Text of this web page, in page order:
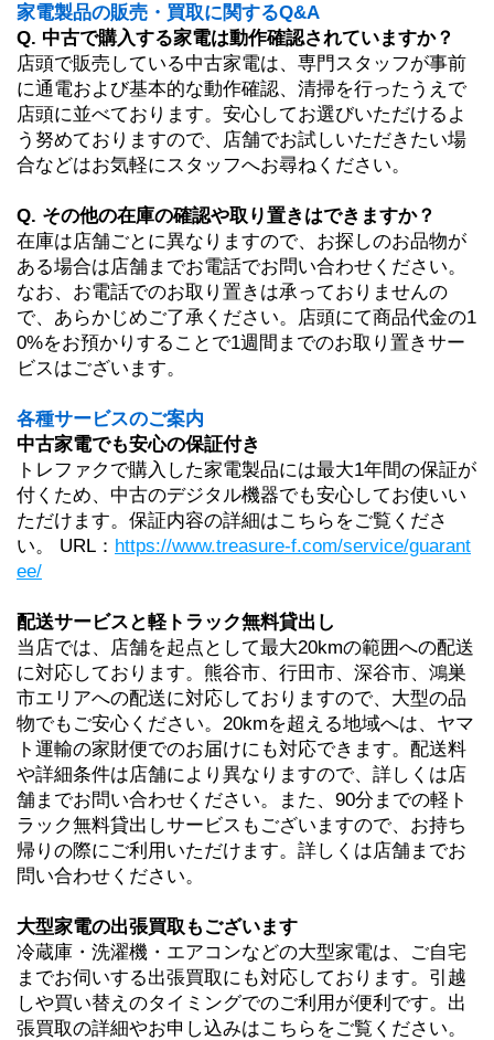
家電製品の販売・買取に関するQ&A
Q. 中古で購入する家電は動作確認されていますか？
店頭で販売している中古家電は、専門スタッフが事前
に通電および基本的な動作確認、清掃を行ったうえで
店頭に並べております。安心してお選びいただけるよ
う努めておりますので、店舗でお試しいただきたい場
合などはお気軽にスタッフへお尋ねください。
Q. その他の在庫の確認や取り置きはできますか？
在庫は店舗ごとに異なりますので、お探しのお品物が
ある場合は店舗までお電話でお問い合わせください。
なお、お電話でのお取り置きは承っておりませんの
で、あらかじめご了承ください。店頭にて商品代金の1
0%をお預かりすることで1週間までのお取り置きサー
ビスはございます。
各種サービスのご案内
中古家電でも安心の保証付き
トレファクで購入した家電製品には最大1年間の保証が
付くため、中古のデジタル機器でも安心してお使いい
ただけます。 保証内容の詳細はこちらをご覧くださ
い。 URL： https://www.treasure-f.com/service/guarant
ee/
配送サービスと軽トラック無料貸出し
当店では、店舗を起点として最大20kmの範囲への配送
に対応しております。熊谷市、行田市、深谷市、鴻巣
市エリアへの配送に対応しておりますので、大型の品
物でもご安心ください。20kmを超える地域へは、ヤマ
ト運輸の家財便でのお届けにも対応できます。配送料
や詳細条件は店舗により異なりますので、詳しくは店
舗までお問い合わせください。また、90分までの軽ト
ラック無料貸出しサービスもございますので、お持ち
帰りの際にご利用いただけます。詳しくは店舗までお
問い合わせください。
大型家電の出張買取もございます
冷蔵庫・洗濯機・エアコンなどの大型家電は、ご自宅
までお伺いする出張買取にも対応しております。引越
しや買い替えのタイミングでのご利用が便利です。出
張買取の詳細やお申し込みはこちらをご覧ください。